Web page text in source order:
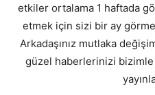
etkiler ortalama 1 haftada
etmek için sizi bir ay
Arkadaşınız mutlaka
güzel haberlerinizi